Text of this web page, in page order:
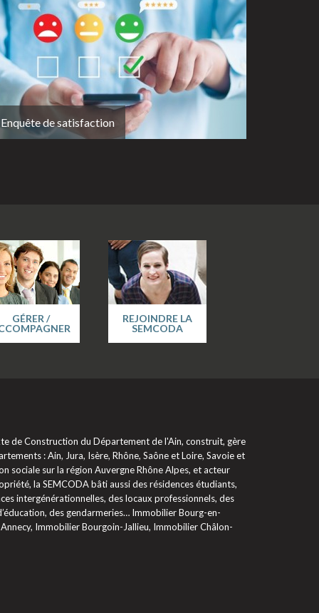
Enquête de satisfaction
GÉRER /
REJOINDRE LA
SEMCODA
de Construction du Département de l'Ain, construit, gère
: Ain, Jura, Isère, Rhône, Saône et Loire, Savoie et
sociale sur la région Auvergne Rhône Alpes, et acteur
la SEMCODA bâti aussi des résidences étudiants,
intergénérationnelles, des locaux professionnels, des
des gendarmeries… Immobilier Bourg-en-
Immobilier Bourgoin-Jallieu, Immobilier Châlon-
Personnalisez vos préférences pour contrôler la